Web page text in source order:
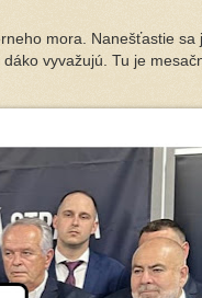
mora. Nanešťastie sa
vyvažujú. Tu je